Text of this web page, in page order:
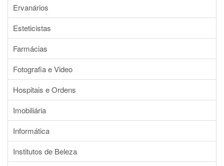
Ervanários
Esteticistas
Farmácias
Fotografia e Video
Hospitais e Ordens
Imobiliária
Informática
Institutos de Beleza